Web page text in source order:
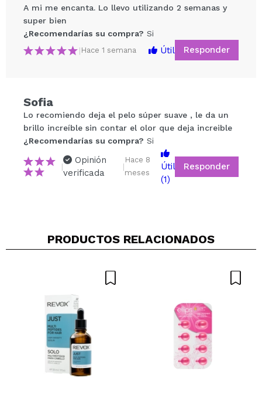
Tu vídeo podría ser el primero. Imagínatelo...
¿Recomendarías su compra? Si No
5/5
A mi me encanta. Lo llevo utilizando 2 semanas y
super bien
¿Recomendarías su compra? Si
| Hace 1 semana Útil Responder
Sofia
Lo recomiendo deja el pelo súper suave , le da un
brillo increíble sin contar el olor que deja increible
¿Recomendarías su compra? Si
|
Opinión
verificada
|
Hace 8
meses
Útil
(1)
Responder
PRODUCTOS RELACIONADOS